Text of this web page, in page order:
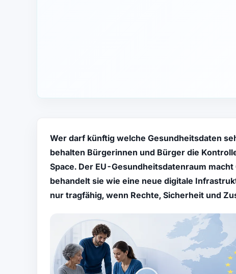
Wer darf künftig welche Gesundheitsdaten
behalten Bürgerinnen und Bürger die
Space. Der EU-Gesundheitsdatenraum
behandelt sie wie eine neue digitale
nur tragfähig, wenn Rechte, Sicherheit und